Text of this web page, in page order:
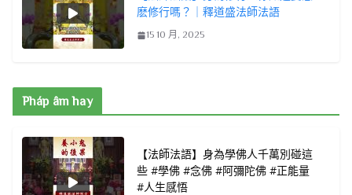
麽修行嗎？｜釋道盛法師法語
15 10 月, 2025
Pháp âm hay
【法師法語】身為學佛人千萬別碰這
些 #學佛 #念佛 #阿彌陀佛 #正能量
#人生感悟